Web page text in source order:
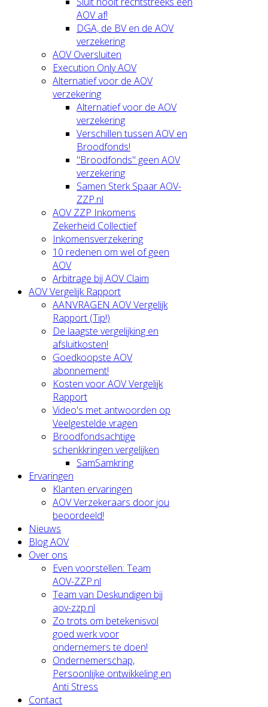
AOV af!
DGA, de BV en de AOV
verzekering
AOV Oversluiten
Execution Only AOV
Alternatief voor de AOV
verzekering
Alternatief voor de AOV
verzekering
Verschillen tussen AOV en
Broodfonds!
"Broodfonds" geen AOV
verzekering
Samen Sterk Spaar AOV-
ZZP.nl
AOV ZZP Inkomens
Zekerheid Collectief
Inkomensverzekering
10 redenen om wel of geen
AOV
Arbitrage bij AOV Claim
AOV Vergelijk Rapport
AANVRAGEN AOV Vergelijk
Rapport (Tip!)
De laagste vergelijking en
afsluitkosten!
Goedkoopste AOV
abonnement!
Kosten voor AOV Vergelijk
Rapport
Video's met antwoorden op
Veelgestelde vragen
Broodfondsachtige
schenkkringen vergelijken
SamSamkring
Ervaringen
Klanten ervaringen
AOV Verzekeraars door jou
beoordeeld!
Nieuws
Blog AOV
Over ons
Even voorstellen: Team
AOV-ZZP.nl
Team van Deskundigen bij
aov-zzp.nl
Zo trots om betekenisvol
goed werk voor
ondernemers te doen!
Ondernemerschap,
Persoonlijke ontwikkeling en
Anti Stress
Contact